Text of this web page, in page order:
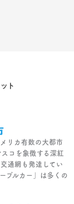
ト
リカ有数の大都市
コを象徴する深紅
通網も発達してい
ブルカー」は多くの